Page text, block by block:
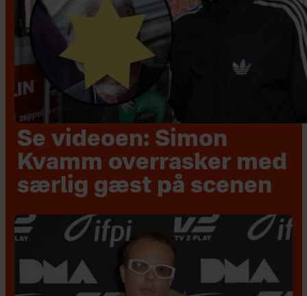
Se videoen: Simon
Kvamm overrasker med
særlig gæst på scenen